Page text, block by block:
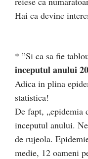
Hai ca devine
* ”Si ca sa fie
inceputul anului
Adica in plina
statistica!
De fapt, „epidemia
inceputul anului.
de rujeola.
medie, 12 oameni